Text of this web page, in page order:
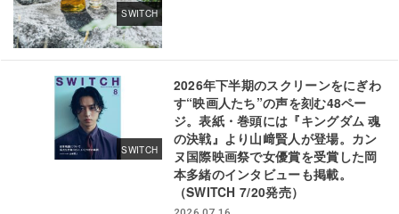
SWITCH
SWITCH
2026年下半期のスクリーンをにぎわ
す“映画人たち”の声を刻む48ペー
ジ。表紙・巻頭には『キングダム 魂
の決戦』より山﨑賢人が登場。カン
ヌ国際映画祭で女優賞を受賞した岡
本多緒のインタビューも掲載。
（SWITCH 7/20発売）